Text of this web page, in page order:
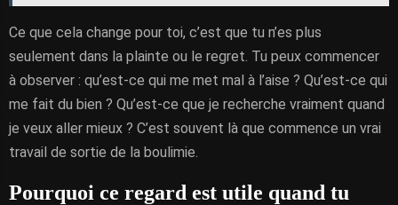
Ce que cela change pour toi, c’est que tu n’es plus
seulement dans la plainte ou le regret. Tu peux commencer
à observer : qu’est-ce qui me met mal à l’aise ? Qu’est-ce qui
me fait du bien ? Qu’est-ce que je recherche vraiment quand
je veux aller mieux ? C’est souvent là que commence un vrai
travail de sortie de la boulimie.
Pourquoi ce regard est utile quand tu